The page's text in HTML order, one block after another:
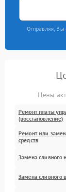
Отправляя, Вы
Цены
Ремонт платы
(восстановление)
Ремонт или
средств
Замена сливного
Замена сливного